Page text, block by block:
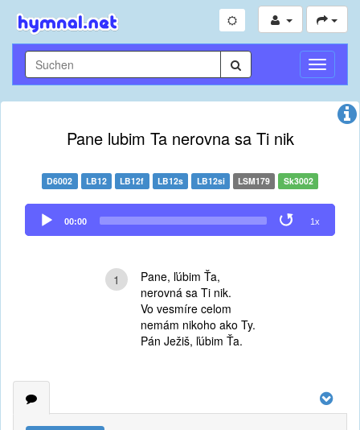
Pane lubim Ta nerovna sa Ti nik
D6002 LB12 LB12f LB12s LB12si LSM179 Sk3002
Audio
Player
00:00 1x
1
Pane, ľúbim Ťa,
nerovná sa Ti nik.
Vo vesmíre celom
nemám nikoho ako Ty.
Pán Ježiš, ľúbim Ťa.